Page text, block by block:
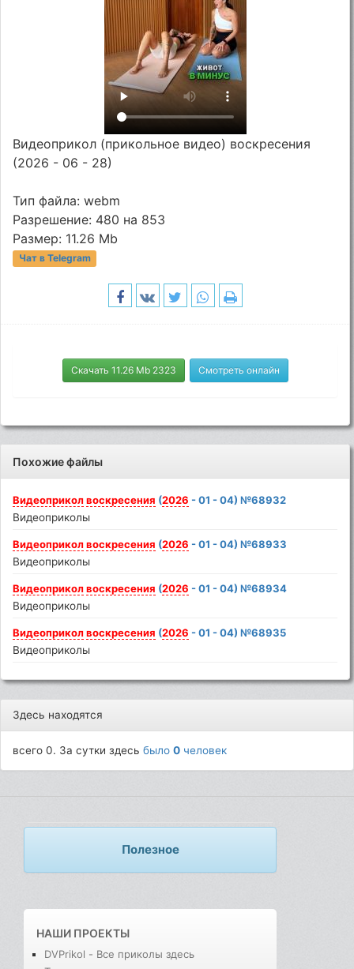
Видеоприкол (прикольное видео) воскресения
(2026 - 06 - 28)
Тип файла: webm
Разрешение: 480 на 853
Размер: 11.26 Mb
Чат в Telegram
Скачать 11.26 Mb 2323 Смотреть онлайн
Похожие файлы
Видеоприкол воскресения (2026 - 01 - 04) №68932
Видеоприколы
Видеоприкол воскресения (2026 - 01 - 04) №68933
Видеоприколы
Видеоприкол воскресения (2026 - 01 - 04) №68934
Видеоприколы
Видеоприкол воскресения (2026 - 01 - 04) №68935
Видеоприколы
Здесь находятся
всего 0. За сутки здесьбыло0 человек
Полезное
НАШИ ПРОЕКТЫ
DVPrikol - Все приколы здесь